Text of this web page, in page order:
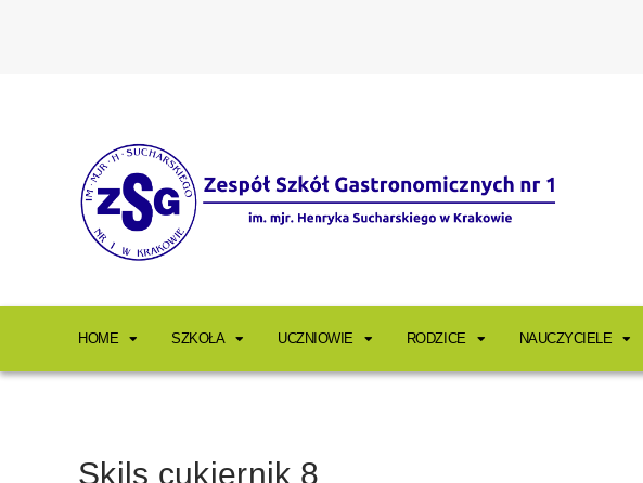
HOME SZKOŁA UCZNIOWIE RODZICE NAUCZYCIELE
Skils cukiernik 8